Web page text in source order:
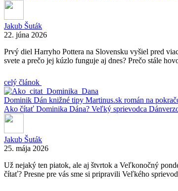
Jakub Šuták
22. júna 2026
Prvý diel Harryho Pottera na Slovensku vyšiel pred
svete a prečo jej kúzlo funguje aj dnes? Prečo stále
celý článok
Dominik Dán knižné tipy Martinus.sk román na
Ako čítať Dominika Dána? Veľký sprievodca
Jakub Šuták
25. mája 2026
Už nejaký ten piatok, ale aj štvrtok a Veľkonočný
čítať? Presne pre vás sme si pripravili Veľkého